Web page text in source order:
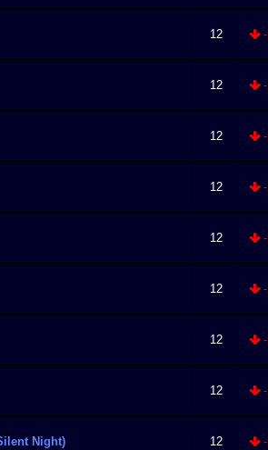
12 -
12 -
12 -
12 -
12 -
12 -
12 -
12 -
Night) 12 -